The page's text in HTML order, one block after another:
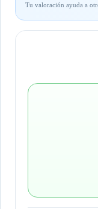
Tu valoración ayuda a